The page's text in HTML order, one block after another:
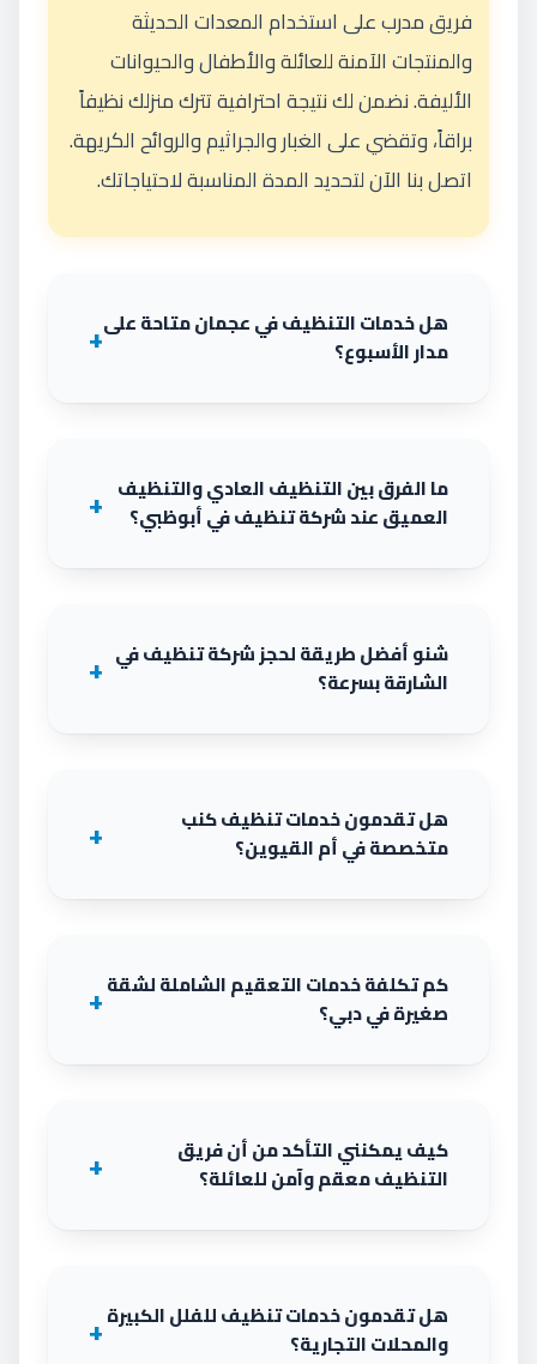
فريق مدرب على استخدام المعدات الحديثة
والمنتجات الآمنة للعائلة والأطفال والحيوانات
الأليفة. نضمن لك نتيجة احترافية تترك منزلك نظيفاً
براقاً، وتقضي على الغبار والجراثيم والروائح الكريهة.
اتصل بنا الآن لتحديد المدة المناسبة لاحتياجاتك.
هل خدمات التنظيف في عجمان متاحة على
مدار الأسبوع؟
ما الفرق بين التنظيف العادي والتنظيف
العميق عند شركة تنظيف في أبوظبي؟
شنو أفضل طريقة لحجز شركة تنظيف في
الشارقة بسرعة؟
هل تقدمون خدمات تنظيف كنب
متخصصة في أم القيوين؟
كم تكلفة خدمات التعقيم الشاملة لشقة
صغيرة في دبي؟
كيف يمكنني التأكد من أن فريق
التنظيف معقم وآمن للعائلة؟
هل تقدمون خدمات تنظيف للفلل الكبيرة
والمحلات التجارية؟